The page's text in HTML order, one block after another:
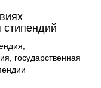
государственная